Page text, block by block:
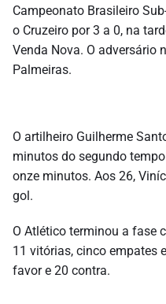
Campeonato Brasileiro
o Cruzeiro por 3 a 0, na
Venda Nova. O adversário
Palmeiras.
O artilheiro Guilherme
minutos do segundo
onze minutos. Aos 26,
gol.
O Atlético terminou a fase
11 vitórias, cinco empates
favor e 20 contra.